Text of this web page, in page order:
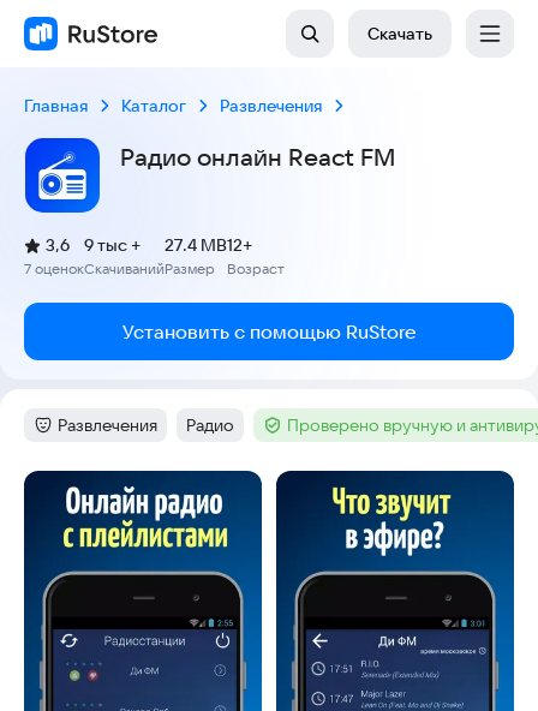
Скачать
Главная Каталог Развлечения
Радио онлайн React FM
Рейтинг:
3,6
(
7 оценок
)
Скачиваний
9 тыс +
Размер
27.4 MB
Возраст
12+
Установить с помощью RuStore
Категория:
Развлечения Тег:
Радио Тег :Проверено вручную и
Скриншоты